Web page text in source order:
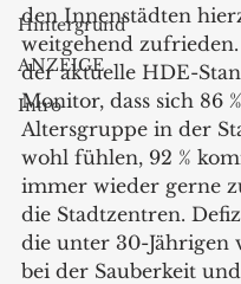
Hintergrund
ANZEIGE
Intro
den Innenstädten
weitgehend zufrieden.
der aktuelle HDE-
Monitor, dass sich 86
Altersgruppe in der
wohl fühlen, 92 %
immer wieder gerne
die Stadtzentren.
die unter 30-Jährigen
bei der Sauberkeit